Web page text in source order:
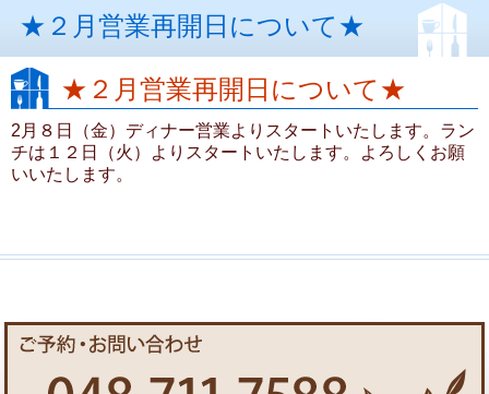
★２月営業再開日について★
★２月営業再開日について★
2月８日（金）ディナー営業よりスタートいたします。ラン
チは１２日（火）よりスタートいたします。よろしくお願
いいたします。